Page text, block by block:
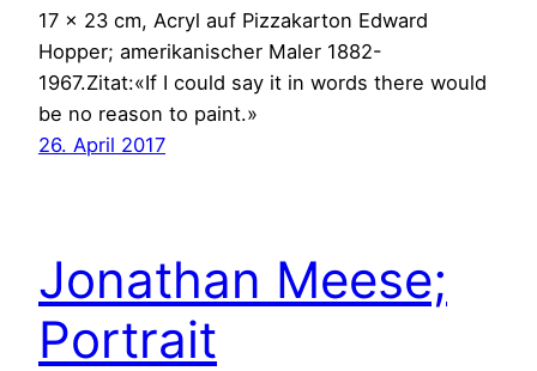
17 x 23 cm, Acryl auf Pizzakarton Edward
Hopper; amerikanischer Maler 1882-
1967.Zitat:«If I could say it in words there would
be no reason to paint.»
26. April 2017
Jonathan Meese;
Portrait